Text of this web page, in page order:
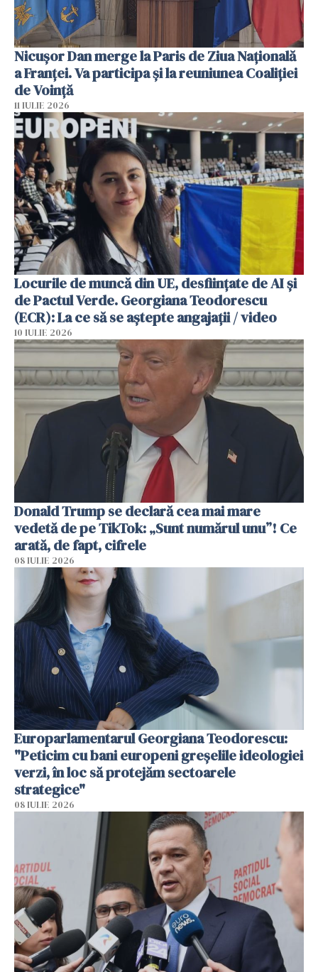
Nicuşor Dan merge la Paris de Ziua Naţională
a Franţei. Va participa şi la reuniunea Coaliţiei
de Voinţă
11 IULIE 2026
Locurile de muncă din UE, desființate de AI și
de Pactul Verde. Georgiana Teodorescu
(ECR): La ce să se aștepte angajații / video
10 IULIE 2026
Donald Trump se declară cea mai mare
vedetă de pe TikTok: „Sunt numărul unu”! Ce
arată, de fapt, cifrele
08 IULIE 2026
Europarlamentarul Georgiana Teodorescu:
"Peticim cu bani europeni greșelile ideologiei
verzi, în loc să protejăm sectoarele
strategice"
08 IULIE 2026